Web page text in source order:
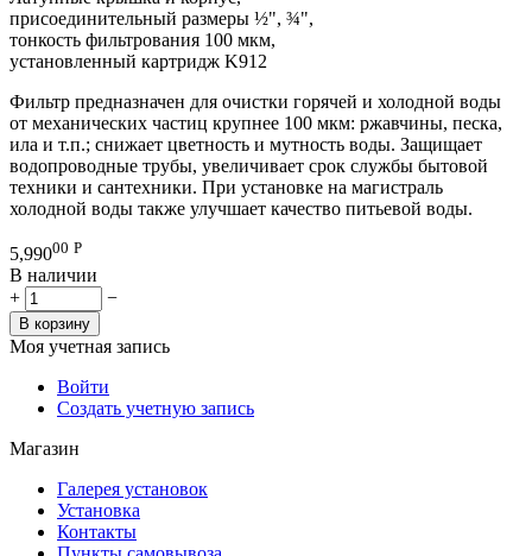
присоединительный размеры ½", ¾",
тонкость фильтрования 100 мкм,
установленный картридж K912
Фильтр предназначен для очистки горячей и холодной воды
от механических частиц крупнее 100 мкм: ржавчины, песка,
ила и т.п.; снижает цветность и мутность воды. Защищает
водопроводные трубы, увеличивает срок службы бытовой
техники и сантехники. При установке на магистраль
холодной воды также улучшает качество питьевой воды.
5,99000 Р
В наличии
+
−
В корзину
Моя учетная запись
Войти
Создать учетную запись
Магазин
Галерея установок
Установка
Контакты